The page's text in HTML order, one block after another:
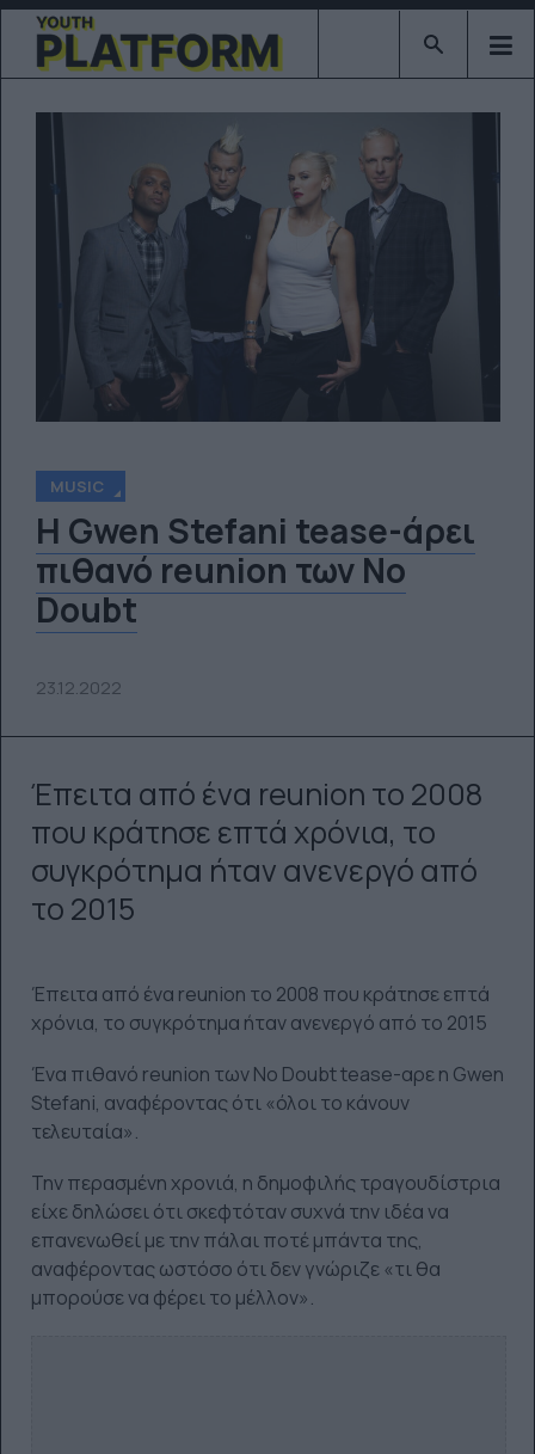
Type 2 or
MUSIC
Η Gwen Stefani tease-άρει
πιθανό reunion των No
Doubt
23.12.2022
Έπειτα από ένα reunion το 2008
που κράτησε επτά χρόνια, το
συγκρότημα ήταν ανενεργό από
το 2015
Έπειτα από ένα reunion το 2008 που κράτησε επτά
χρόνια, το συγκρότημα ήταν ανενεργό από το 2015
Ένα πιθανό reunion των No Doubt tease-αρε η Gwen
Stefani, αναφέροντας ότι «όλοι το κάνουν
τελευταία».
Την περασμένη χρονιά, η δημοφιλής τραγουδίστρια
είχε δηλώσει ότι σκεφτόταν συχνά την ιδέα να
επανενωθεί με την πάλαι ποτέ μπάντα της,
αναφέροντας ωστόσο ότι δεν γνώριζε «τι θα
μπορούσε να φέρει το μέλλον».